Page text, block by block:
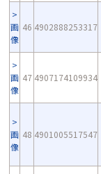
画
像
46 4902888253317
画
像
47 4907174109934
画
像
48 4901005517547